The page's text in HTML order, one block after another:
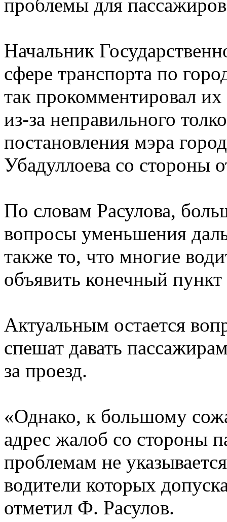
проблемы для
Начальник
сфере транспорта по
так прокомментировал
из-за неправильного
постановления мэра
Убадуллоева со стороны
По словам Расулова,
вопросы уменьшения
также то, что многие
объявить конечный
Актуальным остается
спешат давать
за проезд.
«Однако, к большому
адрес жалоб со стороны
проблемам не
водители которых
отметил Ф. Расулов.